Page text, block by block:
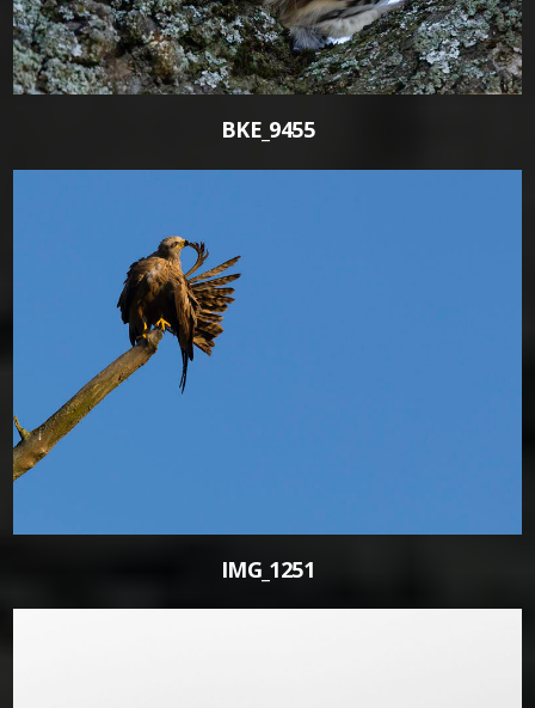
BKE_9455
IMG_1251